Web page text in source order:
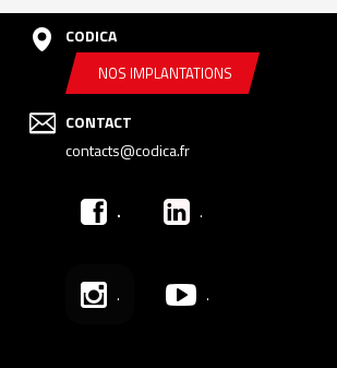
CODICA
NOS IMPLANTATIONS
CONTACT
contacts@codica.fr
. .
. .